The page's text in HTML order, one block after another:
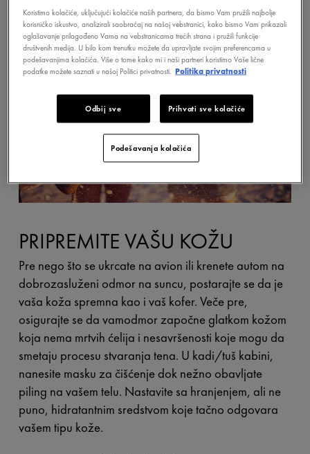
PRIPREMITE VAŠU KOŽU
Pre nego što se ukrcate na avion ili krenete autom na
dobrozasluženi odmor na suncu, postarajte se da je
vaša koža spremna kao i vaš kofer. Veče pre,
osigurajte se da vamodmor započne glatkom kožom
koja nema mrtvih ćelija i nesavršenosti koje mogu da
smetaju procesu stvaranja tena. U kadi/tuš kabini,
nanesite masku za čišćenje dok nežno obavljate
piling na vašem telu. Nastavite sa hranjenjem, ali ne
puno, hidratantnim sredstvom koje tačno odgovara
vašem tipu kože.
Koristimo kolačiće, uključujući kolačiće naših partnera, da bismo Vam pružili najbolje
korisničko iskustvo, analizirali saobraćaj na našoj vebstranici, kako bismo Vam prikazali
oglašavanje prilagođeno Vama na vebstranicama trećih strana i pružili funkcije
društvenih medija. U bilo kom trenutku možete da upravljate svojim preferencama u
podešavanjima kolačića. Više o tome kako mi i naši partneri koristimo Vaše lične
podatke možete saznati u našoj Politici privatnosti. Politika privatnosti
Odbij sve Prihvati sve kolačiće
Podešavanja kolačića